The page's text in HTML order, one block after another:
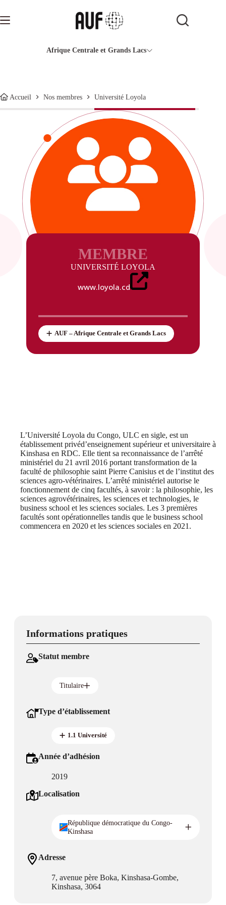
contenu
Afrique Centrale et Grands Lacs
Accueil Nos membres Université Loyola
MEMBRE
UNIVERSITÉ LOYOLA
www.loyola.cd
AUF – Afrique Centrale et Grands Lacs
L’Université Loyola du Congo, ULC en sigle, est un
établissement privéd’enseignement supérieur et universitaire à
Kinshasa en RDC. Elle tient sa reconnaissance de l’arrêté
ministériel du 21 avril 2016 portant transformation de la
faculté de philosophie saint Pierre Canisius et de l’institut des
sciences agro-vétérinaires. L’arrêté ministériel autorise le
fonctionnement de cinq facultés, à savoir : la philosophie, les
sciences agrovétérinaires, les sciences et technologies, le
business school et les sciences sociales. Les 3 premières
facultés sont opérationnelles tandis que le business school
commencera en 2020 et les sciences sociales en 2021.
Informations pratiques
Statut membre
Titulaire
Type d’établissement
1.1 Université
Année d’adhésion
2019
Localisation
République démocratique du Congo-
Kinshasa
Adresse
7, avenue père Boka, Kinshasa-Gombe,
Kinshasa, 3064